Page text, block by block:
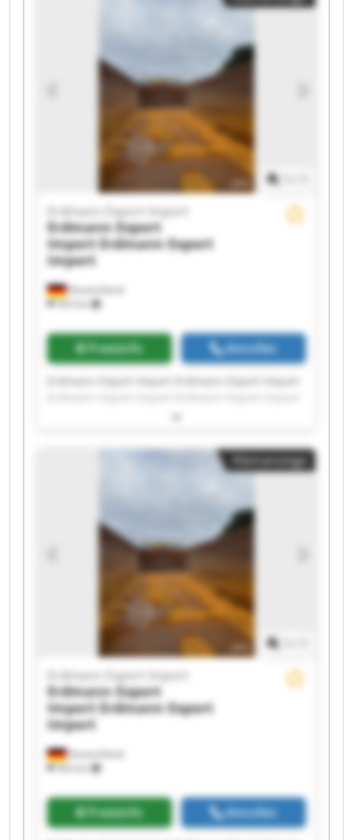
Erdmann Export Import Erdmann Export Import
Erdmann Export Import Erdmann Export Import
Erdmann Export Import Erdmann Export Import
Deutschland
503 km
Erdmann Export Import
Erdmann Export
ImportErdmann Export
Import
Preisinfo Anrufen
Erdmann Export Import Erdmann Export Import
Erdmann Export Import Erdmann Export Import
Erdmann Export Import Erdmann Export Import
Erdmann Export Import Erdmann Export Import
Erdmann Export Import Erdmann Export Import
Erdmann Export Import Erdmann Export Import
Erdmann Export Import Erdmann Export Import
Kleinanzeige
Deutschland
503 km
Erdmann Export Import
Erdmann Export
ImportErdmann Export
Import
Preisinfo Anrufen